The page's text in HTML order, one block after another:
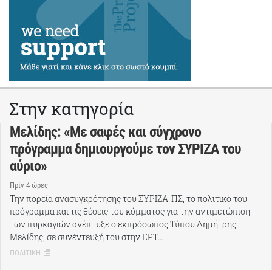
Στην κατηγορία
Μελίδης: «Με σαφές και σύγχρονο
πρόγραμμα δημιουργούμε τον ΣΥΡΙΖΑ του
αύριο»
Πρίν 4 ώρες
Την πορεία ανασυγκρότησης του ΣΥΡΙΖΑ-ΠΣ, το πολιτικό του
πρόγραμμα και τις θέσεις του κόμματος για την αντιμετώπιση
των πυρκαγιών ανέπτυξε ο εκπρόσωπος Τύπου Δημήτρης
Μελίδης, σε συνέντευξή του στην ΕΡΤ…
ΠΟΛΙΤΙΚΗ